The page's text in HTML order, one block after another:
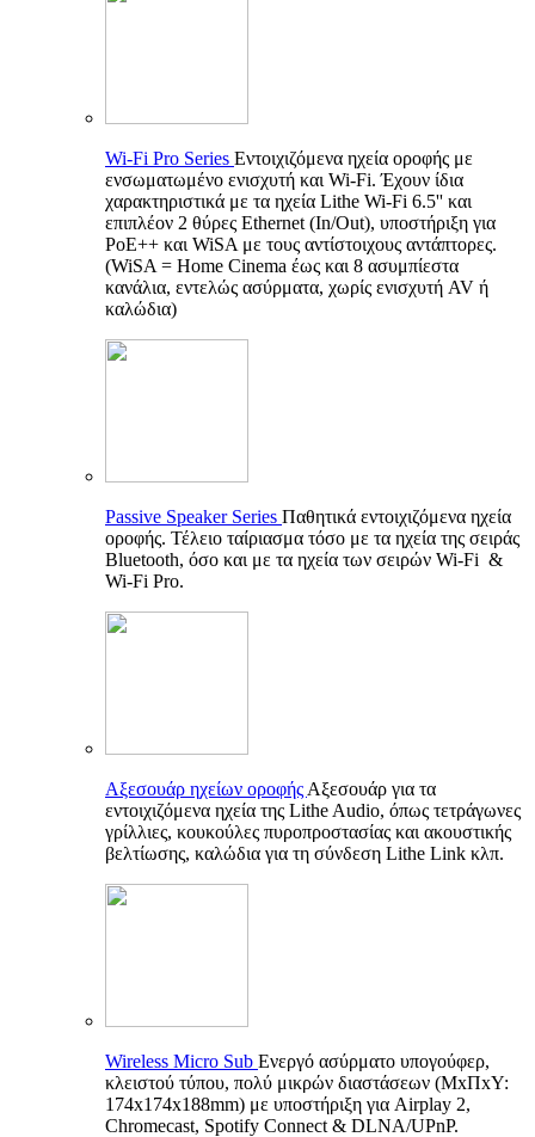
Wi-Fi Pro Series Εντοιχιζόμενα ηχεία οροφής με
ενσωματωμένο ενισχυτή και Wi-Fi. Έχουν ίδια
χαρακτηριστικά με τα ηχεία Lithe Wi-Fi 6.5'' και
επιπλέον 2 θύρες Ethernet (In/Out), υποστήριξη για
PoE++ και WiSA με τους αντίστοιχους αντάπτορες.
(WiSA = Home Cinema έως και 8 ασυμπίεστα
κανάλια, εντελώς ασύρματα, χωρίς ενισχυτή AV ή
καλώδια)
Passive Speaker Series Παθητικά εντοιχιζόμενα ηχεία
οροφής. Τέλειο ταίριασμα τόσο με τα ηχεία της σειράς
Bluetooth, όσο και με τα ηχεία των σειρών Wi-Fi &
Wi-Fi Pro.
Αξεσουάρ ηχείων οροφής Αξεσουάρ για τα
εντοιχιζόμενα ηχεία της Lithe Audio, όπως τετράγωνες
γρίλλιες, κουκούλες πυροπροστασίας και ακουστικής
βελτίωσης, καλώδια για τη σύνδεση Lithe Link κλπ.
Wireless Micro Sub Ενεργό ασύρματο υπογούφερ,
κλειστού τύπου, πολύ μικρών διαστάσεων (ΜxΠxΥ:
174x174x188mm) με υποστήριξη για Airplay 2,
Chromecast, Spotify Connect & DLNA/UPnP.